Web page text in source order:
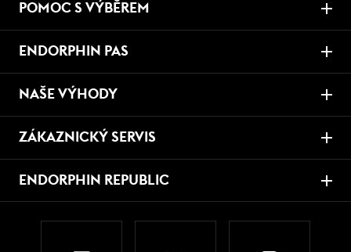
POMOC S VÝBĚREM
ENDORPHIN PAS
NAŠE VÝHODY
ZÁKAZNICKÝ SERVIS
ENDORPHIN REPUBLIC